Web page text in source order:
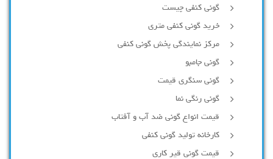
گونی کنفی چیست
خرید گونی کنفی متری
مرکز نمایندگی پخش گونی کنفی
گونی جامبو
گونی سنگری قیمت
گونی رنگی نما
قیمت انواع گونی ضد آب و آفتاب
کارخانه تولید گونی کنفی
قیمت گونی قیر کاری